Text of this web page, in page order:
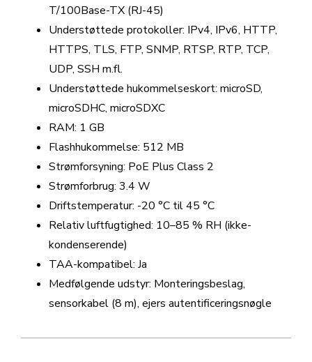
T/100Base-TX (RJ-45)
Understøttede protokoller: IPv4, IPv6, HTTP,
HTTPS, TLS, FTP, SNMP, RTSP, RTP, TCP,
UDP, SSH m.fl.
Understøttede hukommelseskort: microSD,
microSDHC, microSDXC
RAM: 1 GB
Flashhukommelse: 512 MB
Strømforsyning: PoE Plus Class 2
Strømforbrug: 3.4 W
Driftstemperatur: -20 °C til 45 °C
Relativ luftfugtighed: 10–85 % RH (ikke-
kondenserende)
TAA-kompatibel: Ja
Medfølgende udstyr: Monteringsbeslag,
sensorkabel (8 m), ejers autentificeringsnøgle